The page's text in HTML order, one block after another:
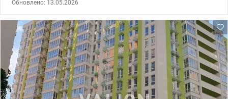
санузла, 3 гардеробные, 1 большая лоджия, 1 балкон. Паркинг
расположен в соседнем доме. ЖК «Файна Таун» – один из
самых популярных жилых комплексов Киев, реализующий
концепцию «город в городе». Территория закрыта, охраняемая
24/7, доступ — только по пропускам. На территории комплекса
есть детские и спортивные площадки, кафе, рестораны,
магазины, тренажерные залы, открытый бассейн (в летний
период), барбекю, школа-академия, детский сад, кружки и
Обновлено: 13.05.2026